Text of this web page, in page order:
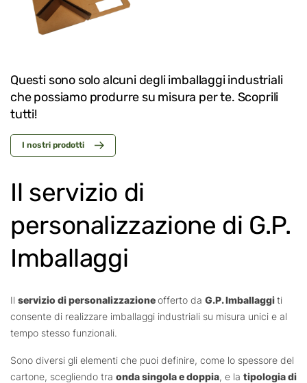
Questi sono solo alcuni degli imballaggi industriali
che possiamo produrre su misura per te. Scoprili
tutti!
I nostri prodotti
Il servizio di
personalizzazione di G.P.
Imballaggi
Il servizio di personalizzazioneofferto da G.P. Imballaggiti
consente di realizzare imballaggi industriali su misura unici e al
tempo stesso funzionali.
Sono diversi gli elementi che puoi definire, come lo spessore del
cartone, scegliendo tra onda singola e doppia, e la tipologia di